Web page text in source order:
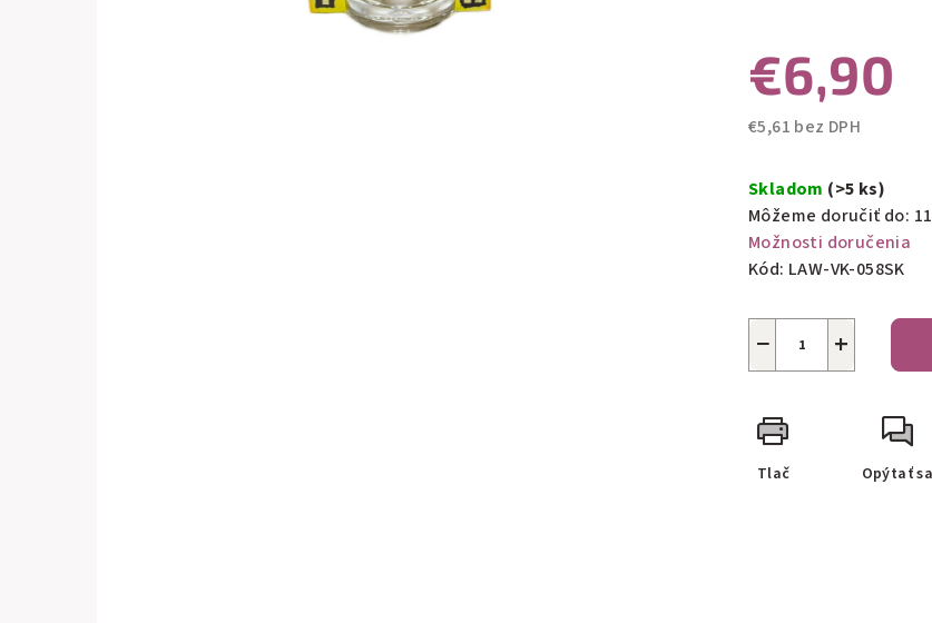
€6,90
€5,61 bez DPH
cena:
Skladom (>5 ks)
Môžeme doručiť do:
Možnosti doručenia
Kód: LAW-VK-058SK
+
−
Tlač Opýtať sa